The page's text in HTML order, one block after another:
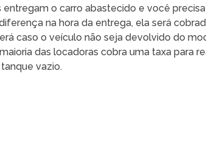
entregam o carro abastecido e você
na hora da entrega, ela será
caso o veículo não seja devolvido do
das locadoras cobra uma taxa para
vazio.